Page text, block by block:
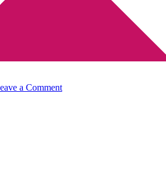
av
och Hans
a Comment